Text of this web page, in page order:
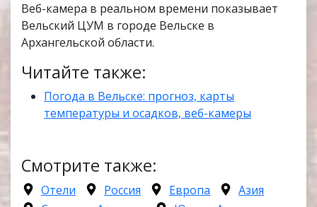
Веб-камера в реальном времени показывает
Вельский ЦУМ в городе Вельске в
Архангельской области.
Читайте также:
Погода в Вельске: прогноз, карты
температуры и осадков, веб-камеры
Смотрите также:
Отели Россия Европа
Азия